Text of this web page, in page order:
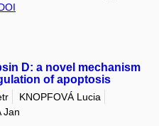
D: a novel mechanism
of apoptosis
KNOPFOVÁ Lucia
Jan